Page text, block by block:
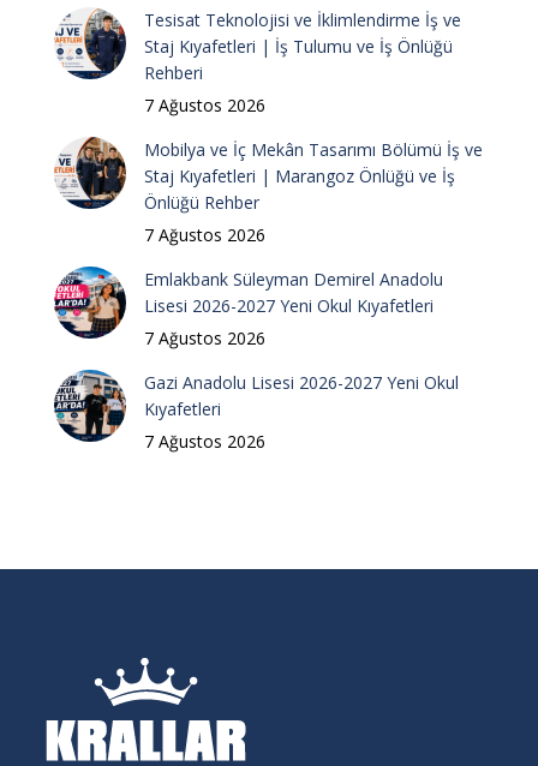
Tesisat Teknolojisi ve İklimlendirme İş ve
Staj Kıyafetleri | İş Tulumu ve İş Önlüğü
Rehberi
7 Ağustos 2026
Mobilya ve İç Mekân Tasarımı Bölümü İş ve
Staj Kıyafetleri | Marangoz Önlüğü ve İş
Önlüğü Rehber
7 Ağustos 2026
Emlakbank Süleyman Demirel Anadolu
Lisesi 2026-2027 Yeni Okul Kıyafetleri
7 Ağustos 2026
Gazi Anadolu Lisesi 2026-2027 Yeni Okul
Kıyafetleri
7 Ağustos 2026